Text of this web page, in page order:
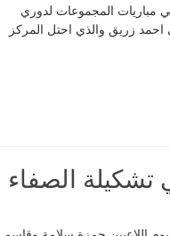
مباريات المجموعات لدوري
احمد زريق والذي احتل المركز
تشكيلة الصفاء